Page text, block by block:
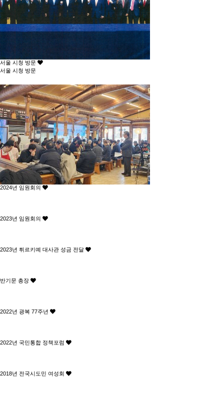
서울 시청 방문
서울 시청 방문
2024년 임원회의
2023년 임원회의
2023년 튀르키예 대사관 성금 전달
반기문 총장
2022년 광복 77주년
2022년 국민통합 정책포럼
2018년 전국시도민 여성회